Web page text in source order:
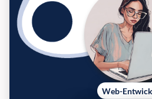
Web-